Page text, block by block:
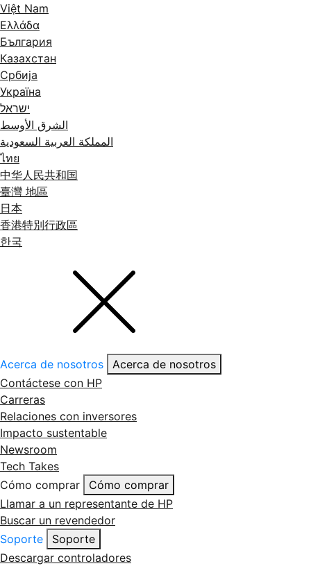
Việt Nam
Ελλάδα
България
Казахстан
Србија
Україна
ישראל
الشرق الأوسط
المملكة العربية السعودية
ไทย
中华人民共和国
臺灣 地區
日本
香港特別行政區
한국
Acerca de nosotros
Acerca de nosotros
Contáctese con HP
Carreras
Relaciones con inversores
Impacto sustentable
Newsroom
Tech Takes
Cómo comprar
Cómo comprar
Llamar a un representante de HP
Buscar un revendedor
Soporte
Soporte
Descargar controladores